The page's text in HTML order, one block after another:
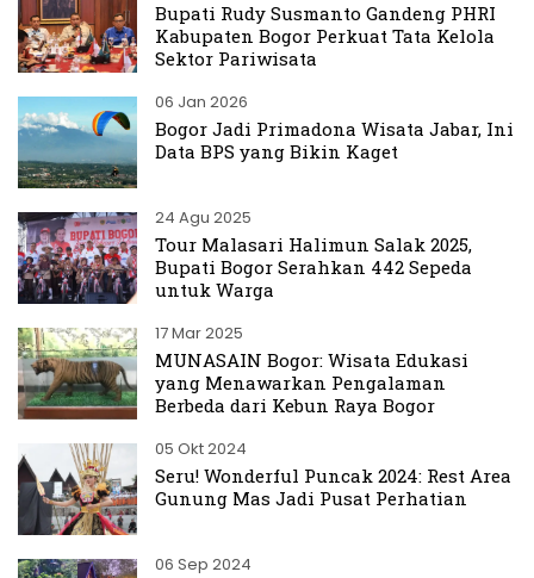
Bupati Rudy Susmanto Gandeng PHRI
Kabupaten Bogor Perkuat Tata Kelola
Sektor Pariwisata
06 Jan 2026
Bogor Jadi Primadona Wisata Jabar, Ini
Data BPS yang Bikin Kaget
24 Agu 2025
Tour Malasari Halimun Salak 2025,
Bupati Bogor Serahkan 442 Sepeda
untuk Warga
17 Mar 2025
MUNASAIN Bogor: Wisata Edukasi
yang Menawarkan Pengalaman
Berbeda dari Kebun Raya Bogor
05 Okt 2024
Seru! Wonderful Puncak 2024: Rest Area
Gunung Mas Jadi Pusat Perhatian
06 Sep 2024